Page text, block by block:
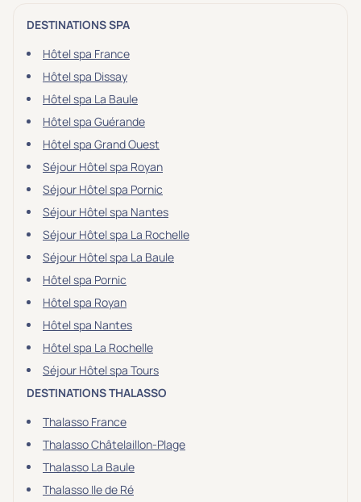
DESTINATIONS SPA
Hôtel spa France
Hôtel spa Dissay
Hôtel spa La Baule
Hôtel spa Guérande
Hôtel spa Grand Ouest
Séjour Hôtel spa Royan
Séjour Hôtel spa Pornic
Séjour Hôtel spa Nantes
Séjour Hôtel spa La Rochelle
Séjour Hôtel spa La Baule
Hôtel spa Pornic
Hôtel spa Royan
Hôtel spa Nantes
Hôtel spa La Rochelle
Séjour Hôtel spa Tours
DESTINATIONS THALASSO
Thalasso France
Thalasso Châtelaillon-Plage
Thalasso La Baule
Thalasso Ile de Ré